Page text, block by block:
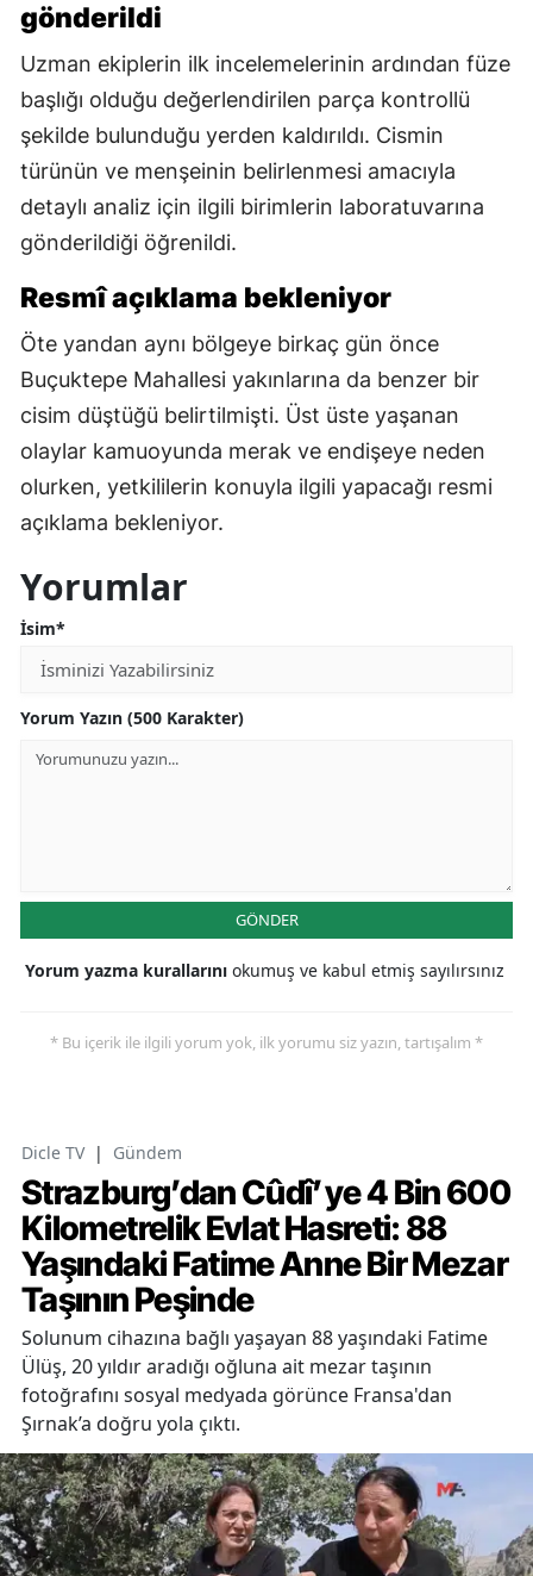
gönderildi
Uzman ekiplerin ilk incelemelerinin ardından füze
başlığı olduğu değerlendirilen parça kontrollü
şekilde bulunduğu yerden kaldırıldı. Cismin
türünün ve menşeinin belirlenmesi amacıyla
detaylı analiz için ilgili birimlerin laboratuvarına
gönderildiği öğrenildi.
Resmî açıklama bekleniyor
Öte yandan aynı bölgeye birkaç gün önce
Buçuktepe Mahallesi yakınlarına da benzer bir
cisim düştüğü belirtilmişti. Üst üste yaşanan
olaylar kamuoyunda merak ve endişeye neden
olurken, yetkililerin konuyla ilgili yapacağı resmi
açıklama bekleniyor.
Yorumlar
İsim*
Yorum Yazın (500 Karakter)
GÖNDER
Yorum yazma kurallarını okumuş ve kabul etmiş sayılırsınız
* Bu içerik ile ilgili yorum yok, ilk yorumu siz yazın, tartışalım *
Dicle TV | Gündem
Strazburg’dan Cûdî’ye 4 Bin 600
Kilometrelik Evlat Hasreti: 88
Yaşındaki Fatime Anne Bir Mezar
Taşının Peşinde
Solunum cihazına bağlı yaşayan 88 yaşındaki Fatime
Ülüş, 20 yıldır aradığı oğluna ait mezar taşının
fotoğrafını sosyal medyada görünce Fransa'dan
Şırnak’a doğru yola çıktı.